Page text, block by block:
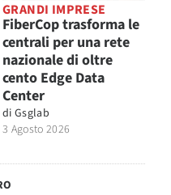
GRANDI IMPRESE
FiberCop trasforma le
centrali per una rete
nazionale di oltre
cento Edge Data
Center
di Gsglab
3 Agosto 2026